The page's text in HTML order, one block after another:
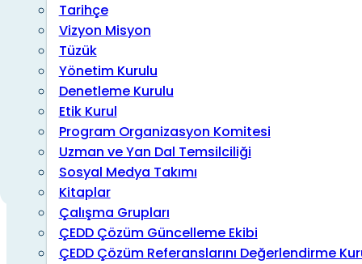
Tarihçe
Vizyon Misyon
Tüzük
Yönetim Kurulu
Denetleme Kurulu
Etik Kurul
Program Organizasyon Komitesi
Uzman ve Yan Dal Temsilciliği
Sosyal Medya Takımı
Kitaplar
Çalışma Grupları
ÇEDD Çözüm Güncelleme Ekibi
ÇEDD Çözüm Referanslarını Değerlendirme